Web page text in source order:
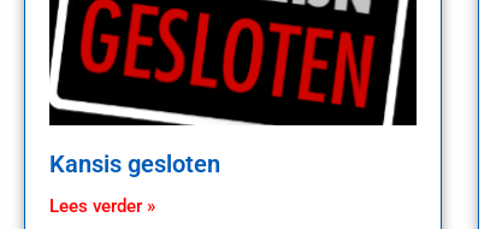
Kansis gesloten
Lees verder »